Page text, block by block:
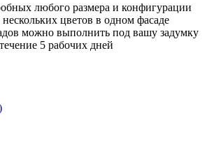
любого размера и конфигурации
цветов в одном фасаде
можно выполнить под вашу задумку
5 рабочих дней